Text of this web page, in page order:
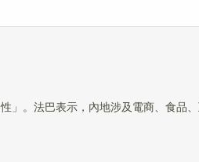
」。法巴表示，內地涉及電商、食品